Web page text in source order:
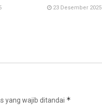
23 Desember 2025
yang wajib ditandai *